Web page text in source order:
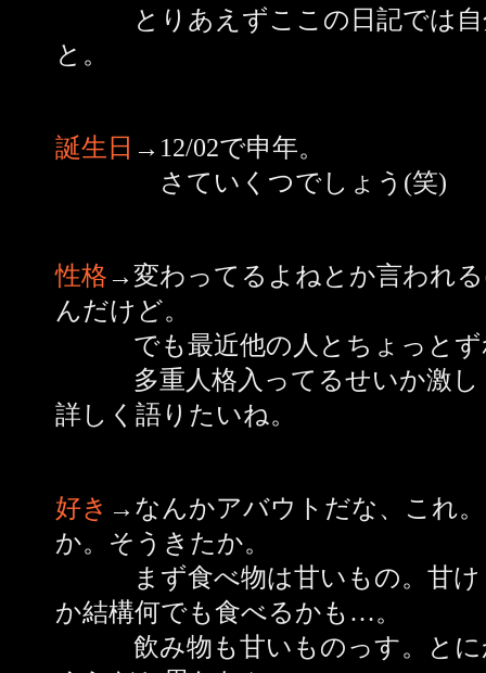
とりあえずここの日記では自
と。
誕生日 →12/02で申年。
さていくつでしょう(笑)
性格 →変わってるよねとか言われ
んだけど。
でも最近他の人とちょっとず
多重人格入ってるせいか激し
詳しく語りたいね。
好き →なんかアバウトだな、これ
か。そうきたか。
まず食べ物は甘いもの。甘け
か結構何でも食べるかも…。
飲み物も甘いものっす。とに